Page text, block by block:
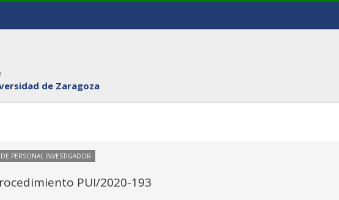
de Zaragoza
PERSONAL INVESTIGADOR
PUI/2020-193